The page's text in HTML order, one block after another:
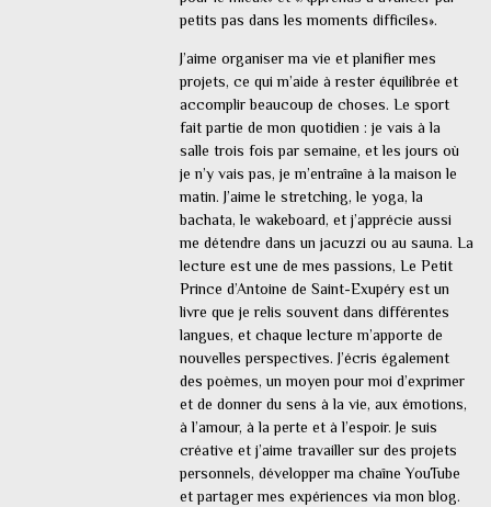
petits pas dans les moments difficiles».
J’aime organiser ma vie et planifier mes
projets, ce qui m’aide à rester équilibrée et
accomplir beaucoup de choses. Le sport
fait partie de mon quotidien : je vais à la
salle trois fois par semaine, et les jours où
je n’y vais pas, je m’entraîne à la maison le
matin. J’aime le stretching, le yoga, la
bachata, le wakeboard, et j’apprécie aussi
me détendre dans un jacuzzi ou au sauna. La
lecture est une de mes passions, Le Petit
Prince d’Antoine de Saint-Exupéry est un
livre que je relis souvent dans différentes
langues, et chaque lecture m’apporte de
nouvelles perspectives. J’écris également
des poèmes, un moyen pour moi d’exprimer
et de donner du sens à la vie, aux émotions,
à l’amour, à la perte et à l’espoir. Je suis
créative et j’aime travailler sur des projets
personnels, développer ma chaîne YouTube
et partager mes expériences via mon blog.